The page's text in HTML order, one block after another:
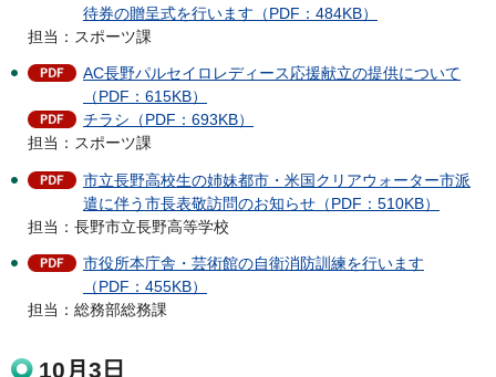
待券の贈呈式を行います（PDF：484KB）
担当：スポーツ課
AC長野パルセイロレディース応援献立の提供について
（PDF：615KB）
チラシ（PDF：693KB）
担当：スポーツ課
市立長野高校生の姉妹都市・米国クリアウォーター市派
遣に伴う市長表敬訪問のお知らせ（PDF：510KB）
担当：長野市立長野高等学校
市役所本庁舎・芸術館の自衛消防訓練を行います
（PDF：455KB）
担当：総務部総務課
10月3日